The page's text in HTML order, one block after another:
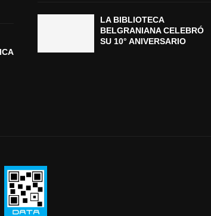
LA BIBLIOTECA
BELGRANIANA CELEBRÓ
SU 10° ANIVERSARIO